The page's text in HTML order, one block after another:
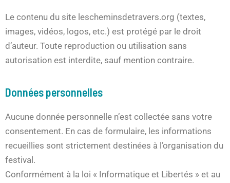
Le contenu du site lescheminsdetravers.org (textes,
images, vidéos, logos, etc.) est protégé par le droit
d’auteur. Toute reproduction ou utilisation sans
autorisation est interdite, sauf mention contraire.
Données personnelles
Aucune donnée personnelle n’est collectée sans votre
consentement. En cas de formulaire, les informations
recueillies sont strictement destinées à l’organisation du
festival.
Conformément à la loi « Informatique et Libertés » et au